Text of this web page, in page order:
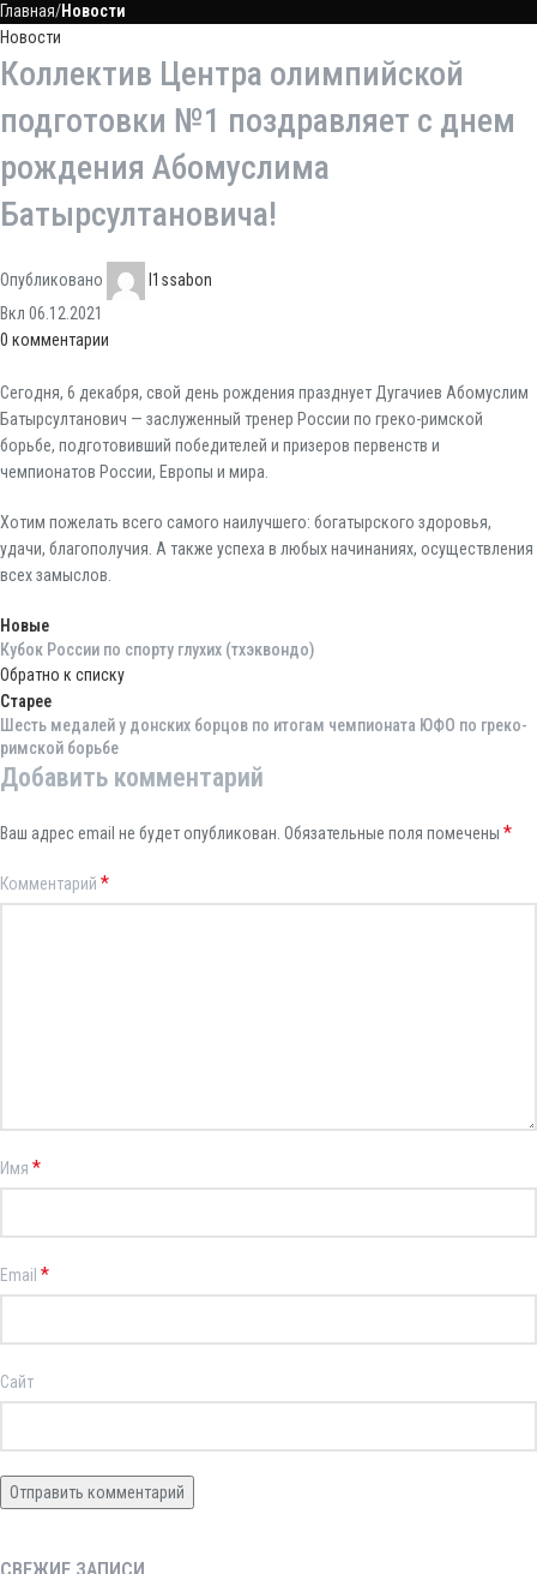
Главная Новости
Новости
Коллектив Центра олимпийской
подготовки №1 поздравляет с днем
рождения Абомуслима
Батырсултановича!
Опубликовано
l1ssabon
Вкл 06.12.2021
0 комментарии
Сегодня, 6 декабря, свой день рождения празднует Дугачиев Абомуслим
Батырсултанович — заслуженный тренер России по греко-римской
борьбе, подготовивший победителей и призеров первенств и
чемпионатов России, Европы и мира.
Хотим пожелать всего самого наилучшего: богатырского здоровья,
удачи, благополучия. А также успеха в любых начинаниях, осуществления
всех замыслов.
Новые
Кубок России по спорту глухих (тхэквондо)
Обратно к списку
Старее
Шесть медалей у донских борцов по итогам чемпионата ЮФО по греко-
римской борьбе
Добавить комментарий
Ваш адрес email не будет опубликован. Обязательные поля помечены *
Комментарий *
Имя *
Email *
Сайт